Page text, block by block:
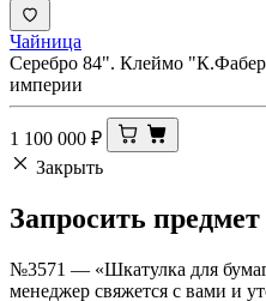
Чайница
Серебро 84". Клеймо
империи
1 100 000 ₽
Закрыть
Запросить предмет
№3571 — «Шкатулка для
менеджер свяжется с вами и